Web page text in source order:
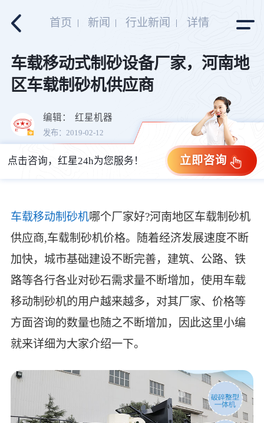
首页 新闻 行业新闻 详情
车载移动式制砂设备厂家，河南地
区车载制砂机供应商
编辑： 红星机器
发布：2019-02-12
立即咨询
点击咨询，红星24h为您服务！
车载移动制砂机哪个厂家好?河南地区车载制砂机
供应商,车载制砂机价格。随着经济发展速度不断
加快，城市基础建设不断完善，建筑、公路、铁
路等各行各业对砂石需求量不断增加，使用车载
移动制砂机的用户越来越多，对其厂家、价格等
方面咨询的数量也随之不断增加，因此这里小编
就来详细为大家介绍一下。